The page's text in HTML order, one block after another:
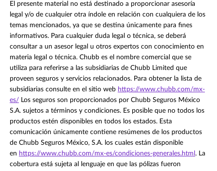
El presente material no está destinado a proporcionar asesoría
legal y/o de cualquier otra índole en relación con cualquiera de los
temas mencionados, ya que se destina únicamente para fines
informativos. Para cualquier duda legal o técnica, se deberá
consultar a un asesor legal u otros expertos con conocimiento en
materia legal o técnica. Chubb es el nombre comercial que se
utiliza para referirse a las subsidiarias de Chubb Limited que
proveen seguros y servicios relacionados. Para obtener la lista de
subsidiarias consulte en el sitio web https://www.chubb.com/mx-
es/ Los seguros son proporcionados por Chubb Seguros México
S.A. sujetos a términos y condiciones. Es posible que no todos los
productos estén disponibles en todos los estados. Esta
comunicación únicamente contiene resúmenes de los productos
de Chubb Seguros México, S.A. los cuales están disponible
en https://www.chubb.com/mx-es/condiciones-generales.html . La
cobertura está sujeta al lenguaje en que las pólizas fueron